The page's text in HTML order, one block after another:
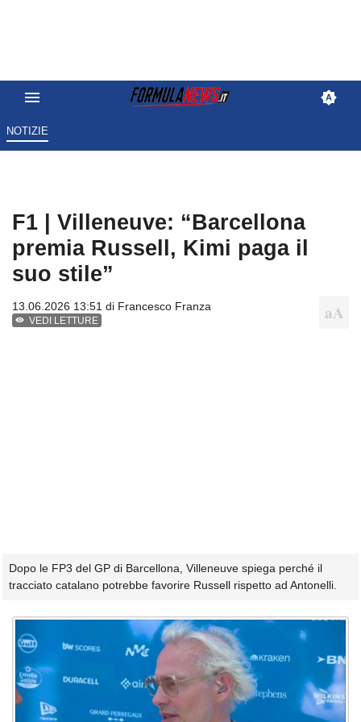
NOTIZIE
F1 | Villeneuve: “Barcellona
premia Russell, Kimi paga il
suo stile”
13.06.2026 13:51 di Francesco Franza
VEDI LETTURE
Dopo le FP3 del GP di Barcellona, Villeneuve spiega perché il
tracciato catalano potrebbe favorire Russell rispetto ad Antonelli.